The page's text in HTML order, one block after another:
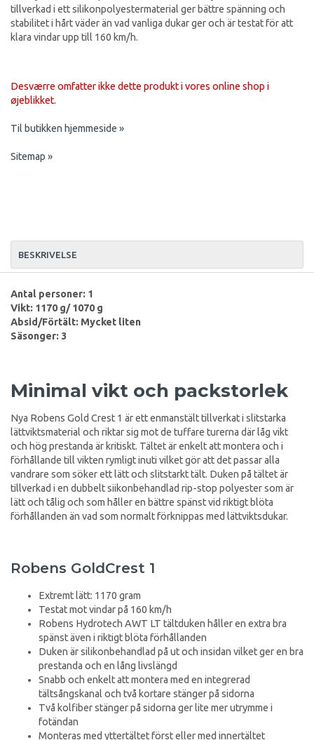
tillverkad i ettsilikonpolyestermaterial ger bättre spänning och
stabilitet i hårt väder än vad vanliga dukar ger och är testat för att
klara vindar upp till 160 km/h.
Desværre omfatter ikke dette produkt i vores online shop i
øjeblikket.
Til butikken hjemmeside »
Sitemap »
BESKRIVELSE
Antal personer: 1
Vikt: 1170 g/ 1070 g
Absid/Förtält: Mycket liten
Säsonger: 3
Minimal vikt och packstorlek
Nya Robens Gold Crest 1 är ett enmanstält tillverkat i slitstarka
lättviktsmaterial och riktar sig mot de tuffare turerna där låg vikt
och hög prestanda är kritiskt. Tältet är enkelt att montera och i
förhållande till vikten rymligt inuti vilket gör att det passar alla
vandrare som söker ett lätt och slitstarkt tält. Duken på tältet är
tillverkad i en dubbelt siikonbehandlad rip-stop polyester som är
lätt och tålig och som håller en bättre spänst vid riktigt blöta
förhållanden än vad som normalt förknippas med lättviktsdukar.
Robens GoldCrest 1
Extremt lätt: 1170 gram
Testat mot vindar på 160 km/h
Robens Hydrotech AWT LT tältduken håller en extra bra
spänst även i riktigt blöta förhållanden
Duken är silikonbehandlad på ut och insidan vilket ger en bra
prestanda och en lång livslängd
Snabb och enkelt att montera med en integrerad
tältsångskanal och två kortare stänger på sidorna
Två kolfiber stänger på sidorna ger lite mer utrymme i
fotändan
Monteras med yttertältet först eller med innertältet